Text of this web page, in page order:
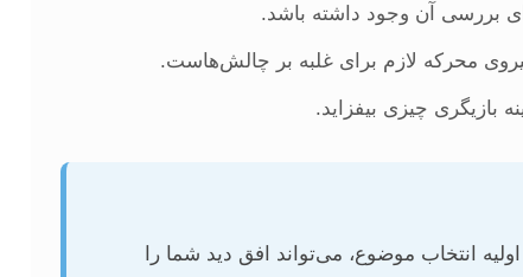
بررسی آن وجود داشته باشد.
محرکه لازم برای غلبه بر چالش‌هاست.
بازیگری چیزی بیفزاید.
انتخاب موضوع، می‌تواند افق دید شما را